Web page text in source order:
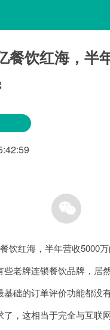
餐饮红海，半
红海，半年营收5000万
老牌连锁餐饮品牌，居
基础的订单评价功能都没
，这相当于完全与互联网